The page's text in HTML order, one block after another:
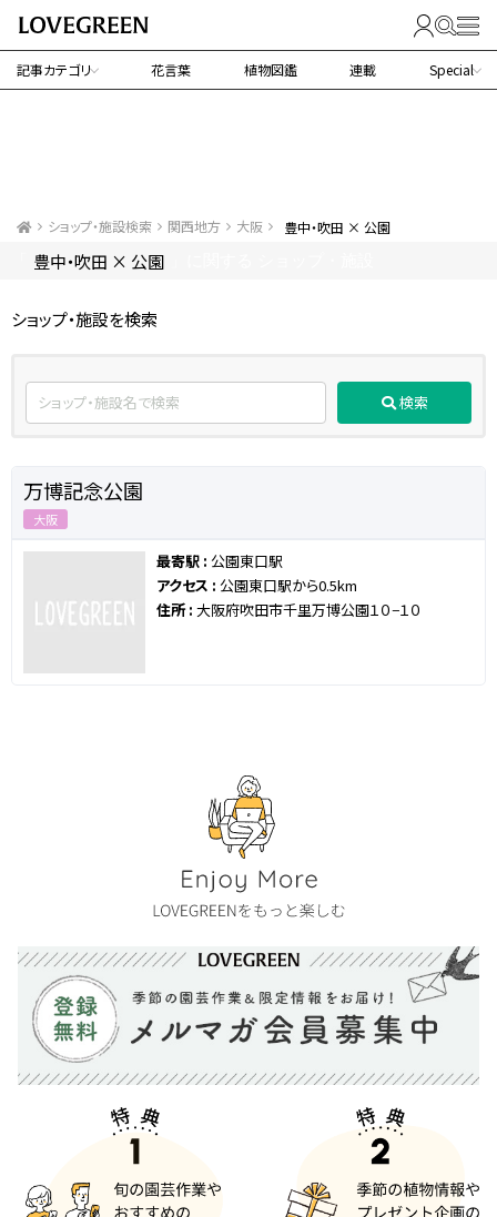
記事カテゴリ 花言葉 植物図鑑 連載 Special
ショップ・施設検索 関西地方 大阪
豊中・吹田 × 公園
豊中・吹田 × 公園
ショップ・施設を検索
検索
万博記念公園
大阪
最寄駅 : 公園東口駅
アクセス : 公園東口駅から0.5km
住所 : 大阪府吹田市千里万博公園１０−１０